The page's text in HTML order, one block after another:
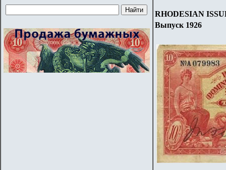
RHODESIAN
Выпуск 1926